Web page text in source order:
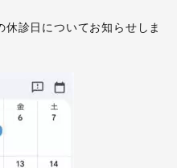
診日についてお知らせしま